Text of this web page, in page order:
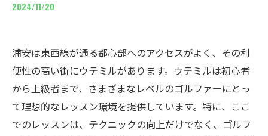
2024/11/20
浦安は東西線が通る都心部へのアクセスがよく、その利
便性の高い街にウテミルがあります。ウテミルは初心者
から上級者まで、さまざまなレベルのゴルファーにとっ
て理想的なレッスン環境を提供しています。特に、ここ
でのレッスンは、テクニックの向上だけでなく、ゴルフ